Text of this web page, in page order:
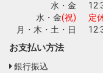
水・金
水・金(祝)
定
月・木・土・日
お支払い方法
銀行振込